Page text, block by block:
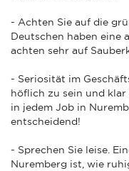
- Achten Sie auf die
Deutschen haben eine
achten sehr auf
- Seriosität im
höflich zu sein und klar
in jedem Job in
entscheidend!
- Sprechen Sie leise.
Nuremberg ist, wie